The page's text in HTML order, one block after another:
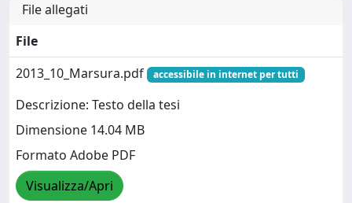
File allegati
File
2013_10_Marsura.pdf
accessibile in internet per tutti
Descrizione: Testo della tesi
Dimensione 14.04 MB
Formato Adobe PDF
Visualizza/Apri